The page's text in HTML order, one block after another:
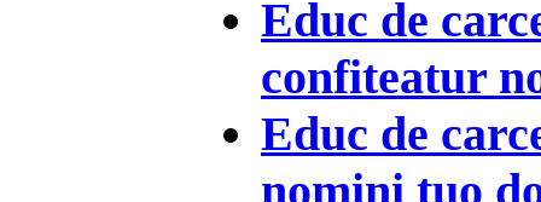
Educ de
confiteatur
Educ de
nomini tuo